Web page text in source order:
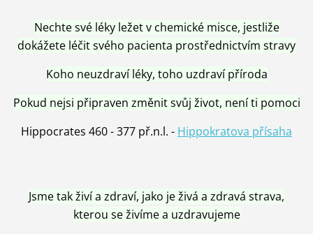
Nechte své léky ležet v chemické misce, jestliže
dokážete léčit svého pacienta prostřednictvím stravy
Koho neuzdraví léky, toho uzdraví příroda
Pokud nejsi připraven změnit svůj život, není ti pomoci
Hippocrates 460 - 377 př.n.l. - Hippokratova přísaha
Jsme tak živí a zdraví, jako je živá a zdravá strava,
kterou se živíme a uzdravujeme